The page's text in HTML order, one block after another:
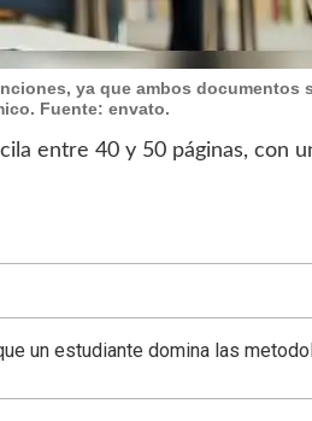
ya que ambos documentos
Fuente: envato.
entre 40 y 50 páginas, con
un estudiante domina las